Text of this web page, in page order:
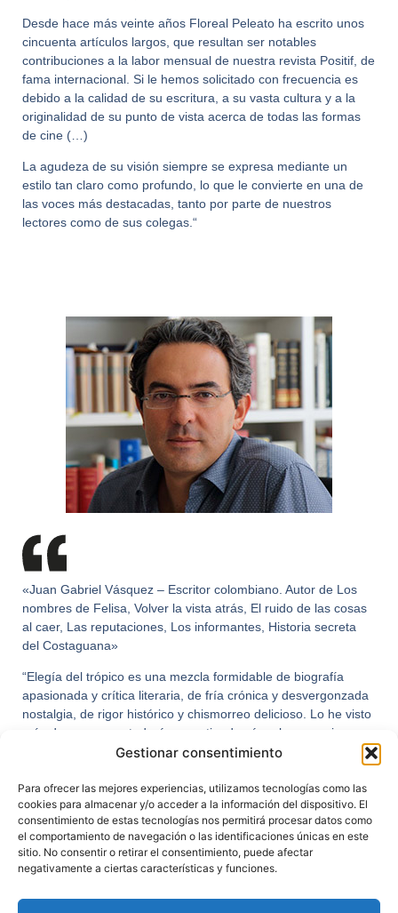
Gestionar consentimiento
Para ofrecer las mejores experiencias, utilizamos tecnologías como las
cookies para almacenar y/o acceder a la información del dispositivo. El
consentimiento de estas tecnologías nos permitirá procesar datos como
el comportamiento de navegación o las identificaciones únicas en este
sitio. No consentir o retirar el consentimiento, puede afectar
negativamente a ciertas características y funciones.
Desde hace más veinte años Floreal Peleato ha escrito unos
cincuenta artículos largos, que resultan ser notables
contribuciones a la labor mensual de nuestra revista Positif, de
fama internacional. Si le hemos solicitado con frecuencia es
debido a la calidad de su escritura, a su vasta cultura y a la
originalidad de su punto de vista acerca de todas las formas
de cine (…)
La agudeza de su visión siempre se expresa mediante un
estilo tan claro como profundo, lo que le convierte en una de
las voces más destacadas, tanto por parte de nuestros
lectores como de sus colegas.“
«Juan Gabriel Vásquez – Escritor colombiano. Autor de Los
nombres de Felisa, Volver la vista atrás, El ruido de las cosas
al caer, Las reputaciones, Los informantes, Historia secreta
del Costaguana»
“Elegía del trópico es una mezcla formidable de biografía
apasionada y crítica literaria, de fría crónica y desvergonzada
nostalgia, de rigor histórico y chismorreo delicioso. Lo he visto
más de una vez, y todavía no entiendo cómo logra conjurar
desde las sombras del pasado la figura misteriosa de Ramón
justamente ésa: lograr que nosotros, lectores deCien años de
soledad, aceptemos de buen grado la existencia carnal del
Sabio catalán. Ahí está Vinyes como profesor, como lector,
como dramaturgo audaz, como viajero impenitente: la más
grande contribución europea a la literatura colombiana.“